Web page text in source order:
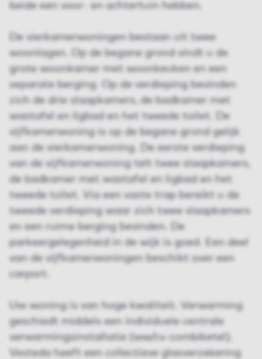
beide een voor- en achtertuin hebben.
De vierkamerwoningen bestaan uit twee
woonlagen. Op de begane grond vindt u de
grote woonkamer met woonkeuken en een
separate berging. Op de verdieping bevinden
zich de drie slaapkamers, de badkamer met
wastafel en ligbad en het tweede toilet. De
vijfkamerwoning is op de begane grond gelijk
aan de vierkamerwoning. De eerste verdieping
van de vijfkamer­woning telt twee slaapkamers,
de badkamer met wastafel en ligbad en het
tweede toilet. Via een vaste trap bereikt u de
tweede verdieping waar zich twee slaapkamers
en een ruime berging bevinden. De
parkeergelegenheid in de wijk is goed. Een deel
van de vijfkamerwoningen beschikt over een
carport.
Uw woning is van hoge kwaliteit. Verwarming
geschiedt middels een individuele centrale
verwarmingsinstallatie (ww/cv-combiketel).
Vesteda heeft een collectieve glas­verzekering